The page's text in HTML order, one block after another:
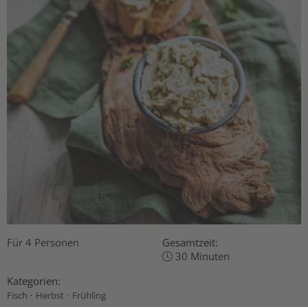
Für 4 Personen
Gesamtzeit:
30 Minuten
Kategorien:
Fisch · Herbst · Frühling